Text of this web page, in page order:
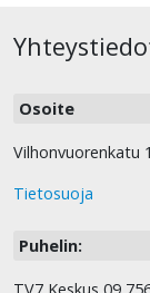
Osoite
Vilhonvuorenkatu
Tietosuoja
Puhelin: